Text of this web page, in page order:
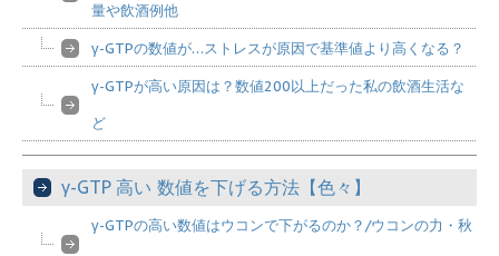
量や飲酒例他
γ-GTPの数値が…ストレスが原因で基準値より高くなる？
γ-GTPが高い原因は？数値200以上だった私の飲酒生活な
ど
γ-GTP 高い 数値を下げる方法【色々】
γ-GTPの高い数値はウコンで下がるのか？/ウコンの力・秋